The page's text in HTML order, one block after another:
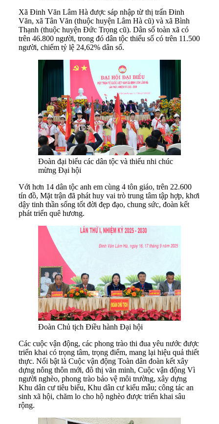
Xã Đinh Văn Lâm Hà được sáp nhập từ thị trấn Đinh
Văn, xã Tân Văn (thuộc huyện Lâm Hà cũ) và xã Bình
Thạnh (thuộc huyện Đức Trọng cũ). Dân số toàn xã có
trên 46.800 người, trong đó dân tộc thiểu số có trên 11.500
người, chiếm tỷ lệ 24,62% dân số.
Đoàn đại biểu các dân tộc và thiếu nhi chúc
mừng Đại hội
Với hơn 14 dân tộc anh em cùng 4 tôn giáo, trên 22.600
tín đồ, Mặt trận đã phát huy vai trò trung tâm tập hợp, khơi
dậy tinh thần sống tốt đời đẹp đạo, chung sức, đoàn kết
phát triển quê hương.
Đoàn Chủ tịch Điều hành Đại hội
Các cuộc vận động, các phong trào thi đua yêu nước được
triển khai có trọng tâm, trọng điểm, mang lại hiệu quả thiết
thực. Nổi bật là Cuộc vận động Toàn dân đoàn kết xây
dựng nông thôn mới, đô thị văn minh, Cuộc vận động Vì
người nghèo, phong trào bảo vệ môi trường, xây dựng
Khu dân cư tiêu biểu, Khu dân cư kiểu mẫu; công tác an
sinh xã hội, chăm lo cho hộ nghèo được triển khai sâu
rộng.